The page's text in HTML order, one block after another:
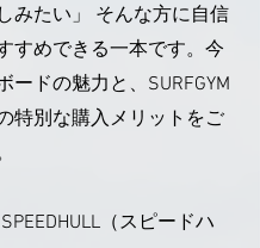
みたい」 そんな方に自信
すめできる一本です。今
ードの魅力と、SURFGYM
特別な購入メリットをご
（スピードハ